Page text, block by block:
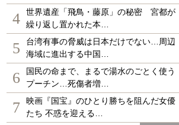
4
世界遺産「飛鳥・藤原」の秘密 宮都が
繰り返し置かれた本…
5
台湾有事の脅威は日本だけでない…周辺
海域に進出する中国…
6
国民の命まで、まるで湯水のごとく使う
プーチン…死傷者増…
7
映画『国宝』のひとり勝ちを阻んだ女優
たち 不惑を迎える…